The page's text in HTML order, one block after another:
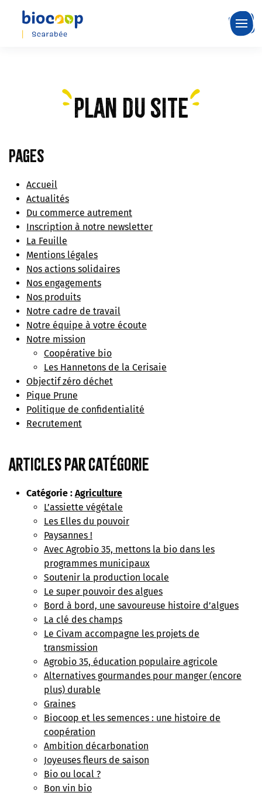
Skip
Plan du site
Pages
Accueil
Actualités
Du commerce autrement
Inscription à notre newsletter
La Feuille
Mentions légales
Nos actions solidaires
Nos engagements
Nos produits
Notre cadre de travail
Notre équipe à votre écoute
Notre mission
Coopérative bio
Les Hannetons de la Cerisaie
Objectif zéro déchet
Pique Prune
Politique de confidentialité
Recrutement
Articles par catégorie
Catégorie : Agriculture
L’assiette végétale
Les Elles du pouvoir
Paysannes !
Avec Agrobio 35, mettons la bio dans les
programmes municipaux
Soutenir la production locale
Le super pouvoir des algues
Bord à bord, une savoureuse histoire d’algues
La clé des champs
Le Civam accompagne les projets de
transmission
Agrobio 35, éducation populaire agricole
Alternatives gourmandes pour manger (encore
plus) durable
Graines
Biocoop et les semences : une histoire de
coopération
Ambition décarbonation
Joyeuses fleurs de saison
Bio ou local ?
Bon vin bio